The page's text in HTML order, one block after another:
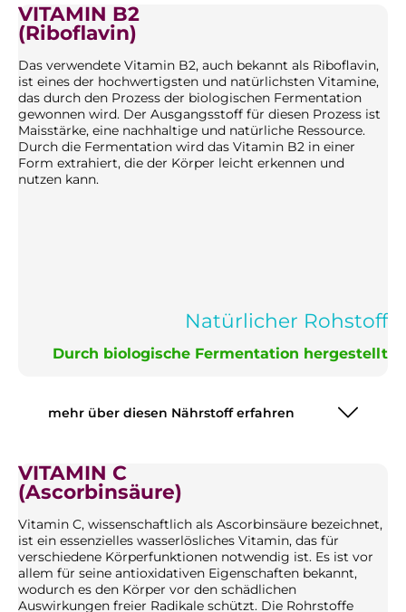
VITAMIN B2
(Riboflavin)
Das verwendete Vitamin B2, auch bekannt als Riboflavin,
ist eines der hochwertigsten und natürlichsten Vitamine,
das durch den Prozess der biologischen Fermentation
gewonnen wird. Der Ausgangsstoff für diesen Prozess ist
Maisstärke, eine nachhaltige und natürliche Ressource.
Durch die Fermentation wird das Vitamin B2 in einer
Form extrahiert, die der Körper leicht erkennen und
nutzen kann.
Natürlicher Rohstoff
Durch biologische Fermentation hergestellt
mehr über diesen Nährstoff erfahren
VITAMIN C
(Ascorbinsäure)
Vitamin C, wissenschaftlich als Ascorbinsäure bezeichnet,
ist ein essenzielles wasserlösliches Vitamin, das für
verschiedene Körperfunktionen notwendig ist. Es ist vor
allem für seine antioxidativen Eigenschaften bekannt,
wodurch es den Körper vor den schädlichen
Auswirkungen freier Radikale schützt. Die Rohrstoffe